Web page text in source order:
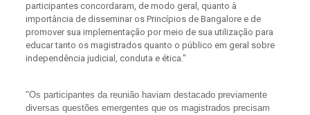
participantes concordaram, de modo geral, quanto à
importância de disseminar os Princípios de Bangalore e de
promover sua implementação por meio de sua utilização para
educar tanto os magistrados quanto o público em geral sobre
independência judicial, conduta e ética."
"Os participantes da reunião haviam destacado previamente
diversas questões emergentes que os magistrados precisam